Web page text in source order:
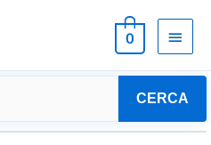
0
CERCA